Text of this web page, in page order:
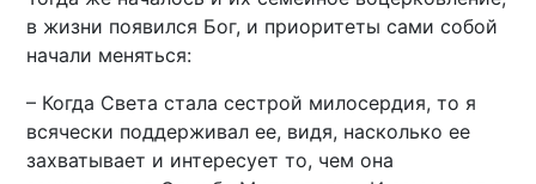
в жизни появился Бог, и приоритеты сами собой
начали меняться:
– Когда Света стала сестрой милосердия, то я
всячески поддерживал ее, видя, насколько ее
захватывает и интересует то, чем она